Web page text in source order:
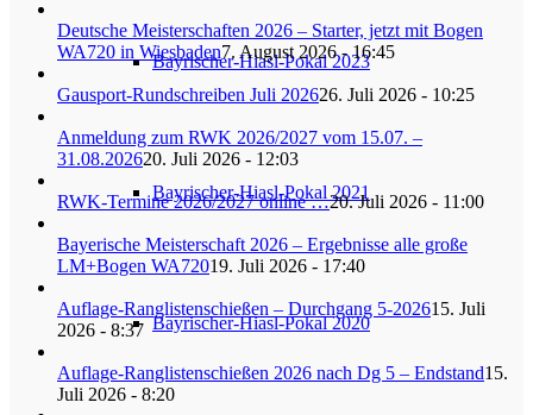
Bayrischer-Hiasl-Pokal 2023
Bayrischer-Hiasl-Pokal 2021
Bayrischer-Hiasl-Pokal 2020
Deutsche Meisterschaften 2026 – Starter, jetzt mit Bogen
WA720 in Wiesbaden7. August 2026 - 16:45
Gausport-Rundschreiben Juli 202626. Juli 2026 - 10:25
Anmeldung zum RWK 2026/2027 vom 15.07. –
31.08.202620. Juli 2026 - 12:03
RWK-Termine 2026/2027 online …20. Juli 2026 - 11:00
Bayerische Meisterschaft 2026 – Ergebnisse alle große
LM+Bogen WA72019. Juli 2026 - 17:40
Auflage-Ranglistenschießen – Durchgang 5-202615. Juli
2026 - 8:37
Auflage-Ranglistenschießen 2026 nach Dg 5 – Endstand15.
Juli 2026 - 8:20